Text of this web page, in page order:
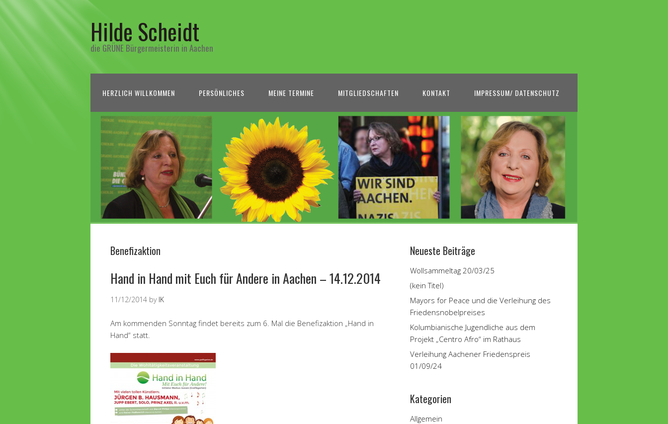
Hilde Scheidt
die GRÜNE Bürgermeisterin in Aachen
HERZLICH WILLKOMMEN PERSÖNLICHES MEINE TERMINE MITGLIEDSCHAFTEN KONTAKT IMPRESSUM/ DATENSCHUTZ
Benefizaktion
Hand in Hand mit Euch für Andere in Aachen – 14.12.2014
11/12/2014 by IK
Am kommenden Sonntag findet bereits zum 6. Mal die Benefizaktion „Hand in
Hand“ statt.
Neueste Beiträge
Wollsammeltag 20/03/25
(kein Titel)
Mayors for Peace und die Verleihung des
Friedensnobelpreises
Kolumbianische Jugendliche aus dem
Projekt „Centro Afro“ im Rathaus
Verleihung Aachener Friedenspreis
01/09/24
Kategorien
Allgemein